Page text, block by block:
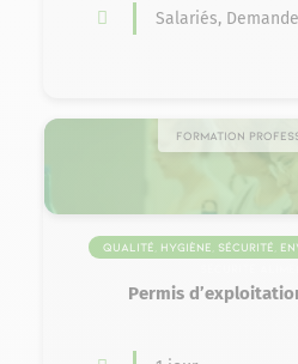
Salariés,
Formation
Qualité, Hygiène, Sécurité,
Permis